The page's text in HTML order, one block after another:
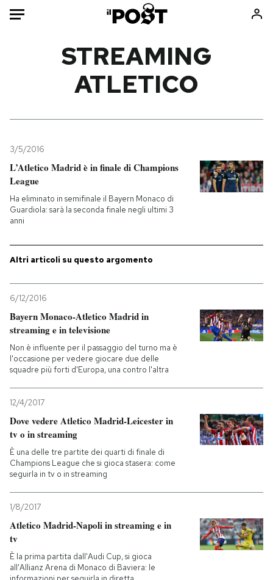
Mondo
Tecnologia
Internet
Cultura
Sport
Libri
Ok Boomer!
Europa
Mondiali calcio 2026
PODCAST
NEWSLETTER
SHOP
CALENDARIO
Entra
STREAMING
ATLETICO
3/5/2016
L’Atletico Madrid è in finale di Champions
League
Ha eliminato in semifinale il Bayern Monaco di
Guardiola: sarà la seconda finale negli ultimi 3
anni
Altri articoli su questo argomento
6/12/2016
Bayern Monaco-Atletico Madrid in
streaming e in televisione
Non è influente per il passaggio del turno ma è
l'occasione per vedere giocare due delle
squadre più forti d'Europa, una contro l'altra
12/4/2017
Dove vedere Atletico Madrid-Leicester in
tv o in streaming
È una delle tre partite dei quarti di finale di
Champions League che si gioca stasera: come
seguirla in tv o in streaming
1/8/2017
Atletico Madrid-Napoli in streaming e in
tv
È la prima partita dall'Audi Cup, si gioca
all'Allianz Arena di Monaco di Baviera: le